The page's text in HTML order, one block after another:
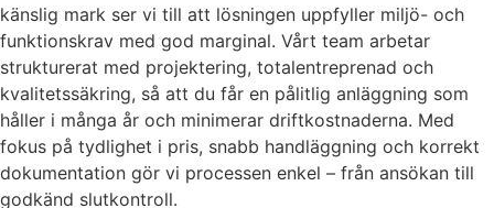
känslig mark ser vi till att lösningen uppfyller miljö- och
funktionskrav med god marginal. Vårt team arbetar
strukturerat med projektering, totalentreprenad och
kvalitetssäkring, så att du får en pålitlig anläggning som
håller i många år och minimerar driftkostnaderna. Med
fokus på tydlighet i pris, snabb handläggning och korrekt
dokumentation gör vi processen enkel – från ansökan till
godkänd slutkontroll.